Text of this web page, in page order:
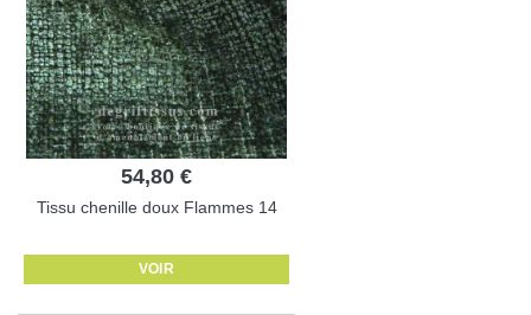
54,80 €
Tissu chenille doux Flammes 14
VOIR